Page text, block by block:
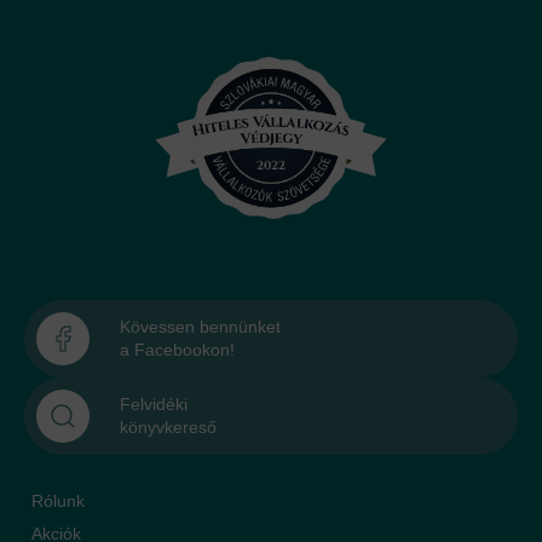
Kövessen bennünket
a Facebookon!
Felvidéki
könyvkereső
Rólunk
Akciók